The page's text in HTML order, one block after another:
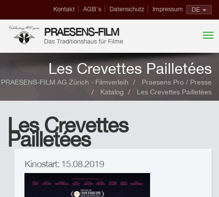
DE
Kontakt AGB's Datenschutz Impressum
PRAESENS-FILM
Das Traditionshaus für Filme
Les Crevettes Pailletées
PRAESENS-FILM AG Zürich - Filmverleih
Praesens Pro / Presse
Katalog
Les Crevettes Pailletées
Les Crevettes
Pailletées
Kinostart: 15.08.2019